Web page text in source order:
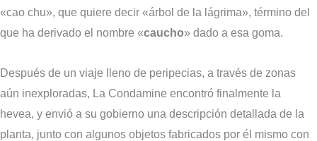
«cao chu», que quiere decir «árbol de la lágrima», término del
que ha derivado el nombre «caucho» dado a esa goma.
Después de un viaje lleno de peripecias, a través de zonas
aún inexploradas, La Condamine encontró finalmente la
hevea, y envió a su gobierno una descripción detallada de la
planta, junto con algunos objetos fabricados por él mismo con